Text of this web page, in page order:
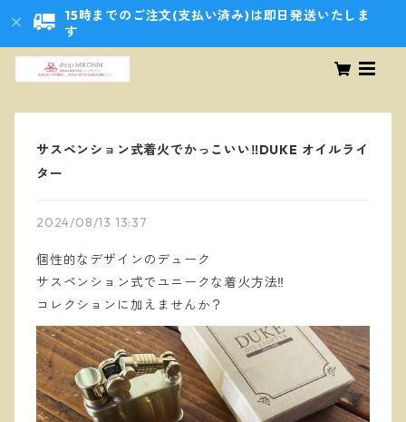
15時までのご注文(支払い済み)は即日発送いたしま
す
サスペンション式着火でかっこいい‼️DUKE オイルライ
ター
2024/08/13 13:37
個性的なデザインのデューク
サスペンション式でユニークな着火方法‼️
コレクションに加えませんか？